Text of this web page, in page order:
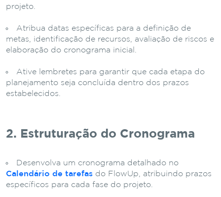
projeto.
Atribua datas específicas para a definição de
metas, identificação de recursos, avaliação de riscos e
elaboração do cronograma inicial.
Ative lembretes para garantir que cada etapa do
planejamento seja concluída dentro dos prazos
estabelecidos.
2. Estruturação do Cronograma
Desenvolva um cronograma detalhado no
Calendário de tarefas do FlowUp, atribuindo prazos
específicos para cada fase do projeto.